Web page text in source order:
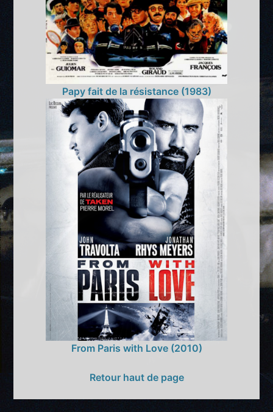
Papy fait de la résistance (1983)
From Paris with Love (2010)
Retour haut de page